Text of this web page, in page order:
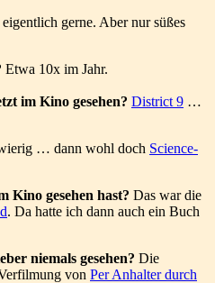
gerne. Aber nur süßes
Etwa 10x im Jahr.
im Kino gesehen? District 9 …
… dann wohl doch Science-
Kino gesehen hast? Das war die
. Da hatte ich dann auch ein Buch
niemals gesehen? Die
von Per Anhalter durch